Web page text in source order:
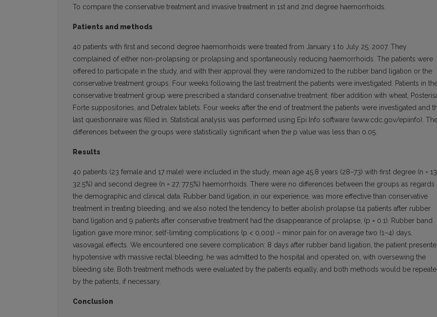
To compare the conservative treatment and invasive treatment in 1st and 2nd degree haemorrhoids.
Patients and methods
40 patients with first and second degree haemorrhoids were treated from January 1 to July 25, 2007. They
complained of either non-prolapsing or prolapsing and spontaneously reducing haemorrhoids. The patients were
offered to participate in the study, and with their approval they were randomized to the rubber band ligation or the
conservative treatment groups. Four weeks following the last treatment the patients were investigated. Patients in
conservative treatment group were prescribed a standard conservative treatment: fiber addition with wheat,
Forte suppositories, and Detralex tablets. Four weeks after the end of treatment the patients were investigated and
last questionnaire was filled in. Statistical analysis was performed using Epi Info software (www.cdc.gov/epiinfo).
differences between the groups were statistically significant when the p value was less than 0.05.
Results
40 patients (23 female and 17 male) were included in the study, mean age 45.8 years (28–73) with first degree (n =
32.5%) and second degree (n = 27, 77.5%) haemorrhoids. There were no differences between the groups as regards
the demographic and clinical data. Rubber band ligation, in our experience, was more effective than conservative
treatment in treating bleeding, and we also noted the tendency to better abolish prolapse (14 patients after rubber
band ligation and 9 patients after conservative treatment had the disappearance of prolapse, (p = 0.1). Rubber band
ligation gave more minor, self-limiting complications (p < 0,001) – minor pain for on average two (1–4) days,
vasovagal effects. We encountered one severe complication: 8 days after rubber band ligation, the patient
hypotensive with massive rectal bleeding; he was admitted to the hospital and operated on, with oversewing the
bleeding site. Both treatment methods were evaluated by the patients equally, and both methods would be
by the patients, if necessary.
Conclusion